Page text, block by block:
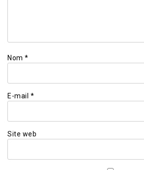
Nom *
E-mail *
Site web